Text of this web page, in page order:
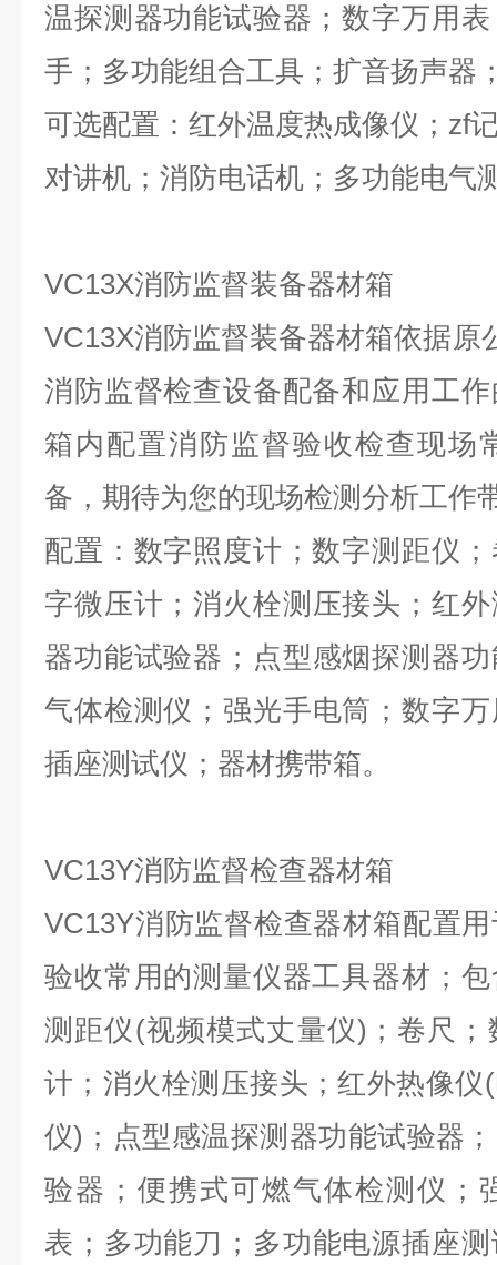
温探测器功能试验器；数字万用
手；多功能组合工具；扩音扬声器
可选配置：红外温度热成像仪；zf
对讲机；消防电话机；多功能电气
VC13X消防监督装备器材箱
VC13X消防监督装备器材箱依据原
消防监督检查设备配备和应用工
箱内配置消防监督验收检查现场
备，期待为您的现场检测分析工作
配置：数字照度计；数字测距仪
字微压计；消火栓测压接头；红
器功能试验器；点型感烟探测器
气体检测仪；强光手电筒；数字
插座测试仪；器材携带箱。
VC13Y消防监督检查器材箱
VC13Y消防监督检查器材箱配置
验收常用的测量仪器工具器材；
测距仪(视频模式丈量仪)；卷尺
计；消火栓测压接头；红外热像
仪)；点型感温探测器功能试验器
验器；便携式可燃气体检测仪；
表；多功能刀；多功能电源插座